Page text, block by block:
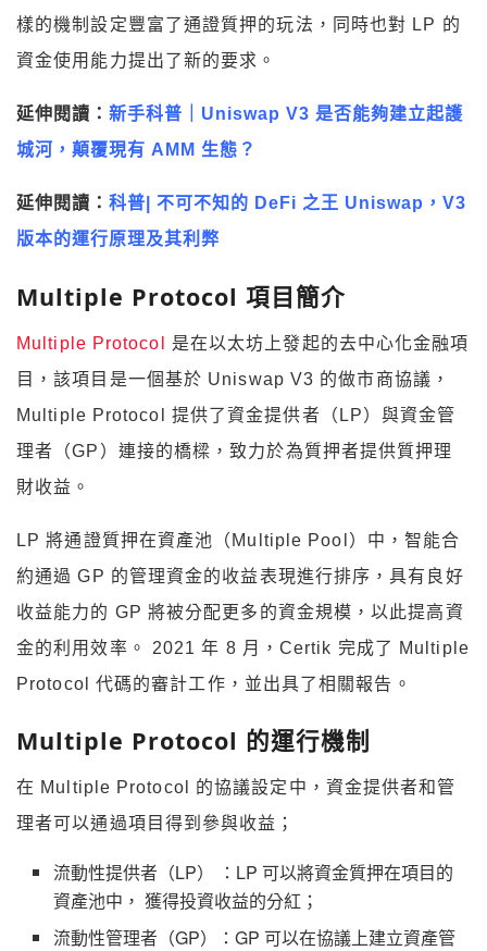
樣的機制設定豐富了通證質押的玩法，同時也對 LP 的
資金使用能力提出了新的要求。
延伸閱讀： 新手科普｜Uniswap V3 是否能夠建立起護
城河，顛覆現有 AMM 生態？
延伸閱讀： 科普| 不可不知的 DeFi 之王 Uniswap，V3
版本的運行原理及其利弊
Multiple Protocol 項目簡介
Multiple Protocol
是在以太坊上發起的去中心化金融項
目，該項目是一個基於 Uniswap V3 的做市商協議，
Multiple Protocol 提供了資金提供者（LP）與資金管
理者（GP）連接的橋樑，致力於為質押者提供質押理
財收益。
LP 將通證質押在資產池（Multiple Pool）中，智能合
約通過 GP 的管理資金的收益表現進行排序，具有良好
收益能力的 GP 將被分配更多的資金規模，以此提高資
金的利用效率。 2021 年 8 月，Certik 完成了 Multiple
Protocol 代碼的審計工作，並出具了相關報告。
Multiple Protocol 的運行機制
在 Multiple Protocol 的協議設定中，資金提供者和管
理者可以通過項目得到參與收益；
流動性提供者（LP） ：LP 可以將資金質押在項目的
資產池中， 獲得投資收益的分紅；
流動性管理者（GP）：GP 可以在協議上建立資產管